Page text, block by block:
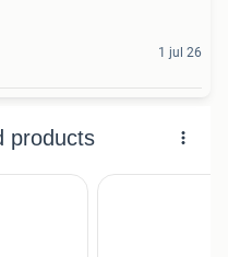
1 jul 26